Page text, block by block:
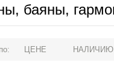
баяны,
ЦЕНЕ НАЛИЧИЮ